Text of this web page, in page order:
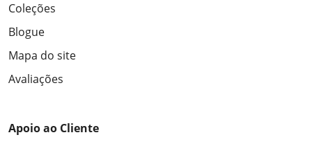
Coleções
Blogue
Mapa do site
Avaliações
Apoio ao Cliente